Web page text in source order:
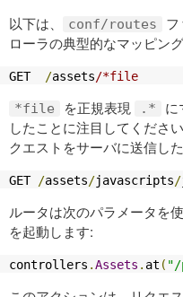
以下は、
conf/routes
ローラの典型的なマッピン
GET /assets/*file
*file を正規表現 .*
に
したことに注目してくださ
クエストをサーバに送信し
GET /assets/javascripts/
ルータは次のパラメータを
を起動します:
controllers .Assets . at ( "/